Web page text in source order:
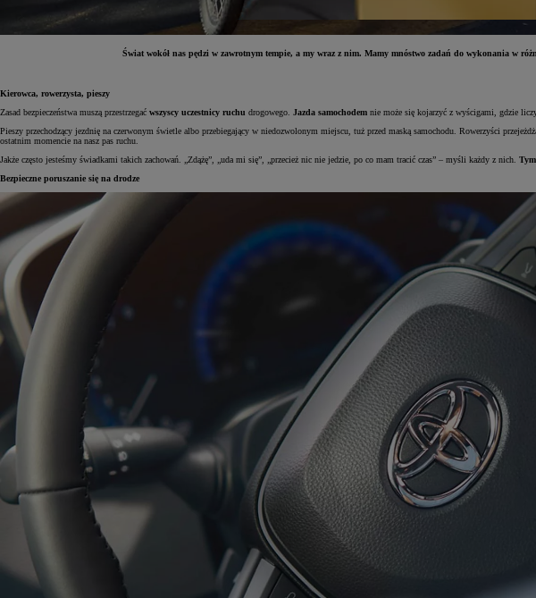
Świat wokół nas pędzi w zawrotnym tempie, a my wraz z nim. Mamy mnóstwo zadań do wykonania w
Kierowca, rowerzysta, pieszy
Zasad bezpieczeństwa muszą przestrzegać wszyscy uczestnicy ruchu drogowego. Jazda samochodem nie może się kojarzyć z wyścigami, gdzie
Pieszy przechodzący jezdnię na czerwonym świetle albo przebiegający w niedozwolonym miejscu, tuż przed maską samochodu. Rowerzyści
ostatnim momencie na nasz pas ruchu.
Jakże często jesteśmy świadkami takich zachowań. „Zdążę”, „uda mi się”, „przecież nic nie jedzie, po co mam tracić czas” – myśli każdy z nich.
Bezpieczne poruszanie się na drodze